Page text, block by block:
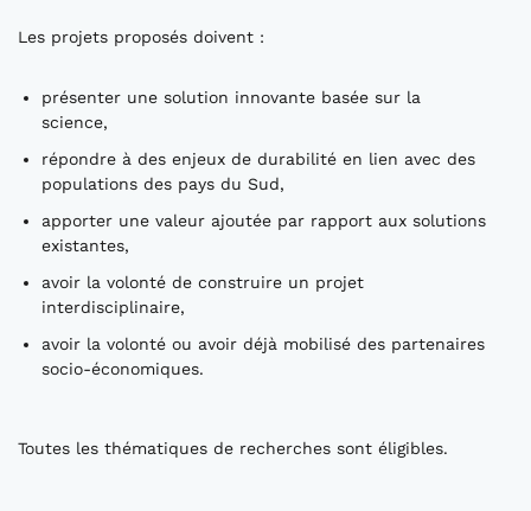
Les projets proposés doivent :
présenter une solution innovante basée sur la
science,
répondre à des enjeux de durabilité en lien avec des
populations des pays du Sud,
apporter une valeur ajoutée par rapport aux solutions
existantes,
avoir la volonté de construire un projet
interdisciplinaire,
avoir la volonté ou avoir déjà mobilisé des partenaires
socio-économiques.
Toutes les thématiques de recherches sont éligibles.